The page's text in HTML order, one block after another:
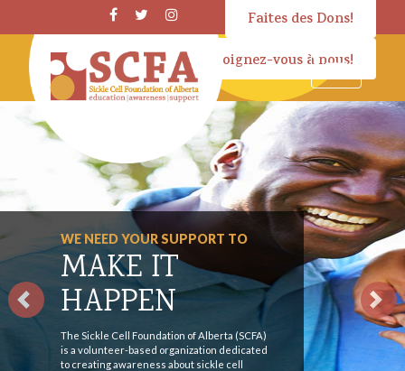
Faites des Dons!
Joignez-vous à nous!
WE NEED YOUR SUPPORT TO
MAKE IT
HAPPEN
The Sickle Cell Foundation of Alberta (SCFA)
is a volunteer-based organization dedicated
to creating awareness about sickle cell
Previous